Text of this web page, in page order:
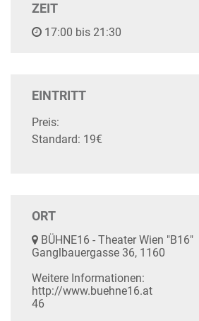
ZEIT
17:00 bis 21:30
EINTRITT
Preis:
Standard: 19€
ORT
BÜHNE16 - Theater Wien "B16"
Ganglbauergasse 36, 1160
Weitere Informationen:
http://www.buehne16.at
46